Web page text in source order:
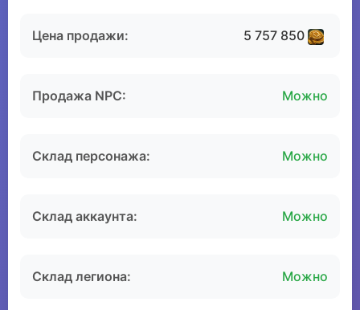
Цена продажи: 5 757 850
Продажа NPC: Можно
Склад персонажа: Можно
Склад аккаунта: Можно
Склад легиона: Можно